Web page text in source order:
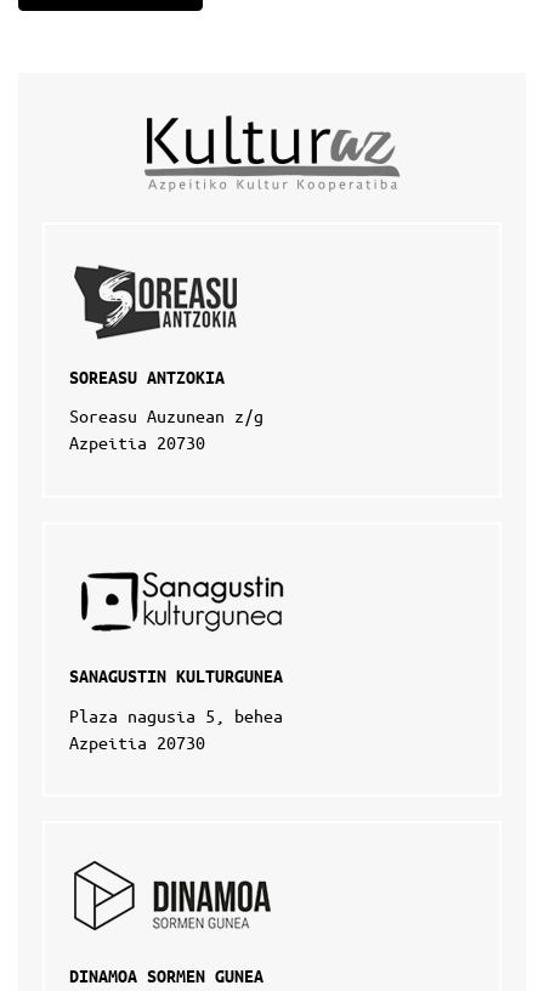
SOREASU ANTZOKIA
Soreasu Auzunean z/g
Azpeitia 20730
SANAGUSTIN KULTURGUNEA
Plaza nagusia 5, behea
Azpeitia 20730
DINAMOA SORMEN GUNEA